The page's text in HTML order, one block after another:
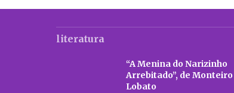
literatura
“A Menina do Narizinho
Arrebitado”, de Monteiro
Lobato